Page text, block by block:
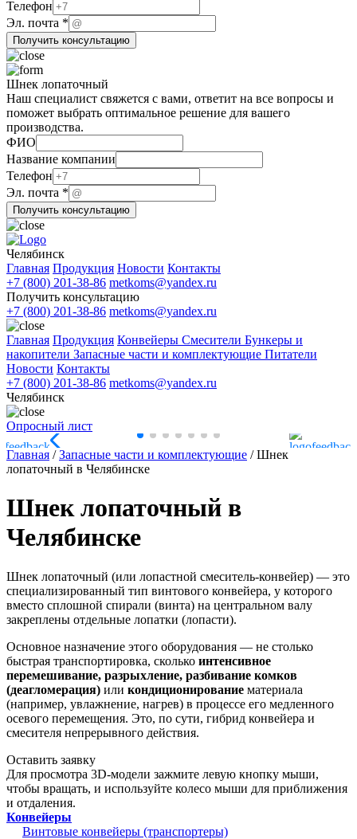
Телефон
Название
Эл.
компании
Эл. почта *
Получить консультацию
Шнек лопаточный
Наш специалист свяжется с вами, ответит на все вопросы и
поможет выбрать оптимальное решение для вашего
производства.
ФИО
Эл.
почта
Название
Название компании
Телефон
Эл. почта *
Получить консультацию
Челябинск
Главная Продукция Новости Контакты
+7 (800) 201-38-86 metkoms@yandex.ru
Получить консультацию
+7 (800) 201-38-86 metkoms@yandex.ru
Главная Продукция Конвейеры Смесители Бункеры и
накопители Запасные части и комплектующие Питатели
Новости Контакты
+7 (800) 201-38-86 metkoms@yandex.ru
Челябинск
Опросный лист
Главная /Запасные части и комплектующие /Шнек
лопаточный в Челябинске
Шнек лопаточный в
Челябинске
Шнек лопаточный (или лопастной смеситель-конвейер) — это
специализированный тип винтового конвейера, у которого
вместо сплошной спирали (винта) на центральном валу
закреплены отдельные лопатки (лопасти).
Основное назначение этого оборудования — не столько
быстрая транспортировка, сколько интенсивное
перемешивание, разрыхление, разбивание комков
(деагломерация) или кондиционирование материала
(например, увлажнение, нагрев) в процессе его медленного
осевого перемещения. Это, по сути, гибрид конвейера и
смесителя непрерывного действия.
Оставить заявку
Для просмотра 3D-модели зажмите левую кнопку мыши,
чтобы вращать, и используйте колесо мыши для приближения
и отдаления.
Конвейеры
Винтовые конвейеры (транспортеры)